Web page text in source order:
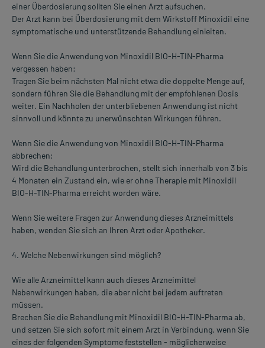
einer Überdosierung sollten Sie einen Arzt aufsuchen.
Der Arzt kann bei Überdosierung mit dem Wirkstoff Minoxidil eine
symptomatische und unterstützende Behandlung einleiten.
Wenn Sie die Anwendung von Minoxidil BIO-H-TIN-Pharma
vergessen haben:
Tragen Sie beim nächsten Mal nicht etwa die doppelte Menge auf,
sondern führen Sie die Behandlung mit der empfohlenen Dosis
weiter. Ein Nachholen der unterbliebenen Anwendung ist nicht
sinnvoll und könnte zu unerwünschten Wirkungen führen.
Wenn Sie die Anwendung von Minoxidil BIO-H-TIN-Pharma
abbrechen:
Wird die Behandlung unterbrochen, stellt sich innerhalb von 3 bis
4 Monaten ein Zustand ein, wie er ohne Therapie mit Minoxidil
BIO-H-TIN-Pharma erreicht worden wäre.
Wenn Sie weitere Fragen zur Anwendung dieses Arzneimittels
haben, wenden Sie sich an Ihren Arzt oder Apotheker.
4. Welche Nebenwirkungen sind möglich?
Wie alle Arzneimittel kann auch dieses Arzneimittel
Nebenwirkungen haben, die aber nicht bei jedem auftreten
müssen.
Brechen Sie die Behandlung mit Minoxidil BIO-H-TIN-Pharma ab,
und setzen Sie sich sofort mit einem Arzt in Verbindung, wenn Sie
eines der folgenden Symptome feststellen - möglicherweise